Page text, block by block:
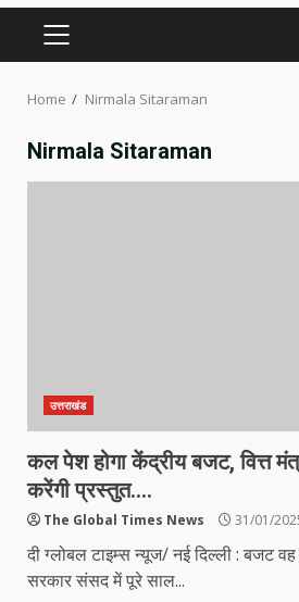
PRIMARY
Home Nirmala Sitaraman
Nirmala Sitaraman
उत्तराखंड
कल पेश होगा केंद्रीय बजट, वित्त
करेंगी प्रस्तुत….
The Global Times News 31/01/
दी ग्लोबल टाइम्स न्यूज/ नई दिल्ली : बजट
सरकार संसद में पूरे साल...